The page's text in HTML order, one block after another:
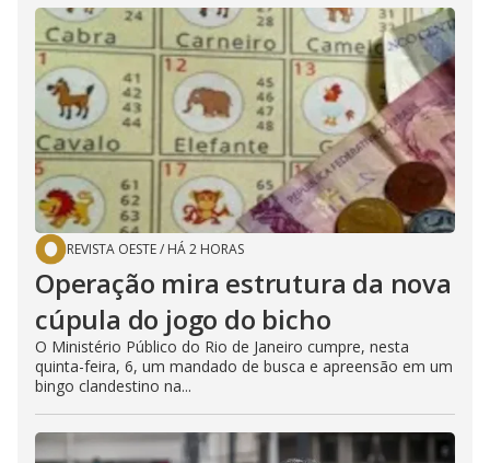
REVISTA OESTE/ HÁ 2 HORAS
Operação mira estrutura da nova
cúpula do jogo do bicho
O Ministério Público do Rio de Janeiro cumpre, nesta
quinta-feira, 6, um mandado de busca e apreensão em um
bingo clandestino na...